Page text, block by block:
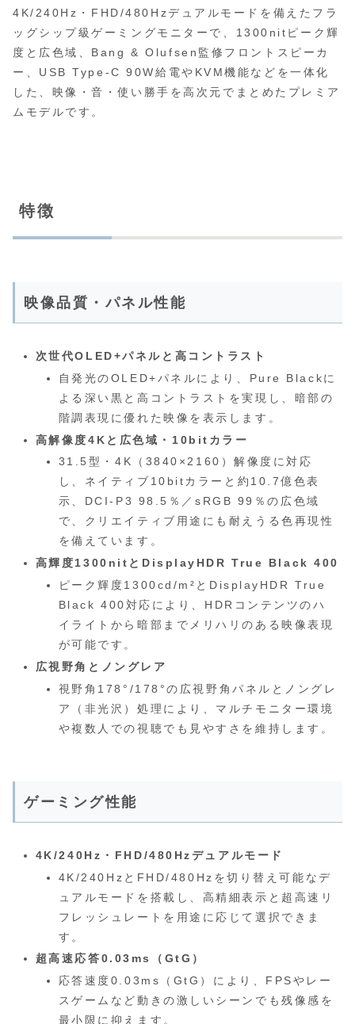
4K/240Hz・FHD/480Hzデュアルモードを備えたフラ
ッグシップ級ゲーミングモニターで、1300nitピーク輝
度と広色域、Bang & Olufsen監修フロントスピーカ
ー、USB Type-C 90W給電やKVM機能などを一体化
した、映像・音・使い勝手を高次元でまとめたプレミア
ムモデルです。
特徴
映像品質・パネル性能
次世代OLED+パネルと高コントラスト
自発光のOLED+パネルにより、Pure Blackに
よる深い黒と高コントラストを実現し、暗部の
階調表現に優れた映像を表示します。
高解像度4Kと広色域・10bitカラー
31.5型・4K（3840×2160）解像度に対応
し、ネイティブ10bitカラーと約10.7億色表
示、DCI-P3 98.5％／sRGB 99％の広色域
で、クリエイティブ用途にも耐えうる色再現性
を備えています。
高輝度1300nitとDisplayHDR True Black 400
ピーク輝度1300cd/m²とDisplayHDR True
Black 400対応により、HDRコンテンツのハ
イライトから暗部までメリハリのある映像表現
が可能です。
広視野角とノングレア
視野角178°/178°の広視野角パネルとノングレ
ア（非光沢）処理により、マルチモニター環境
や複数人での視聴でも見やすさを維持します。
ゲーミング性能
4K/240Hz・FHD/480Hzデュアルモード
4K/240HzとFHD/480Hzを切り替え可能なデ
ュアルモードを搭載し、高精細表示と超高速リ
フレッシュレートを用途に応じて選択できま
す。
超高速応答0.03ms（GtG）
応答速度0.03ms（GtG）により、FPSやレー
スゲームなど動きの激しいシーンでも残像感を
最小限に抑えます。